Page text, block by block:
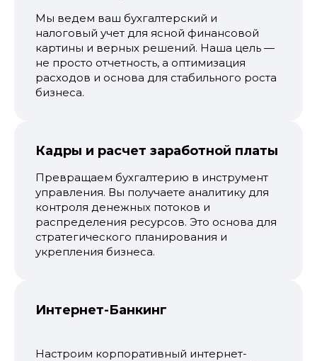
Мы ведем ваш бухгалтерский и
налоговый учет для ясной финансовой
картины и верных решений. Наша цель —
не просто отчетность, а оптимизация
расходов и основа для стабильного роста
бизнеса.
Кадры и расчет заработной платы
Превращаем бухгалтерию в инструмент
управления. Вы получаете аналитику для
контроля денежных потоков и
распределения ресурсов. Это основа для
стратегического планирования и
укрепления бизнеса.
Интернет-Банкинг
Настроим корпоративный интернет-